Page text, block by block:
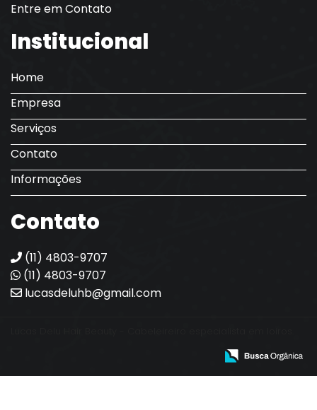
Entre em Contato
Institucional
Home
Empresa
Serviços
Contato
Informações
Contato
(11) 4803-9707
(11) 4803-9707
lucasdeluhb@gmail.com